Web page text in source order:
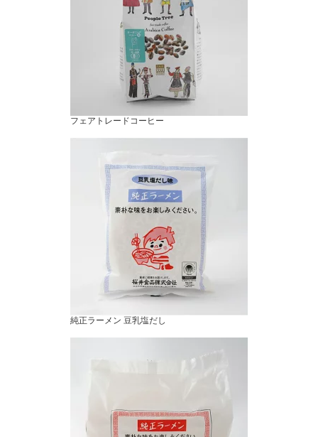
フェアトレードコーヒー
純正ラーメン 豆乳塩だし